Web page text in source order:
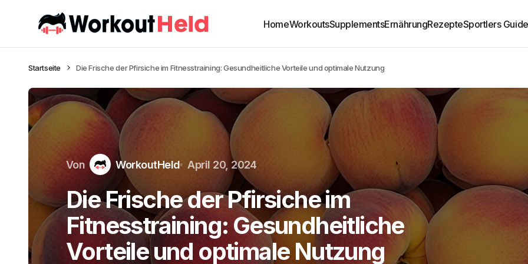
HomeWorkoutsSupplementsErnährungRezepteSportlers Guide
Startseite Die Frische der Pfirsiche im Fitnesstraining: Gesundheitliche Vorteile und optimale Nutzung
Von WorkoutHeld April 20, 2024
Die Frische der Pfirsiche im
Fitnesstraining: Gesundheitliche
Vorteile und optimale Nutzung